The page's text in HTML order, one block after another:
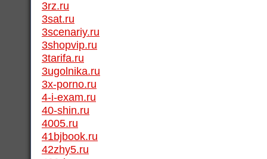
3rz.ru
3sat.ru
3scenariy.ru
3shopvip.ru
3tarifa.ru
3ugolnika.ru
3x-porno.ru
4-i-exam.ru
40-shin.ru
4005.ru
41bjbook.ru
42zhy5.ru